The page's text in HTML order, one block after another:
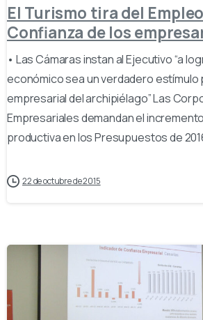
El Turismo tira del
Confianza de los
• Las Cámaras instan al Ejecutivo “a
económico sea un verdadero estímulo
empresarial del archipiélago” Las
Empresariales demandan el
productiva en los Presupuestos de
22 de octubre de 2015